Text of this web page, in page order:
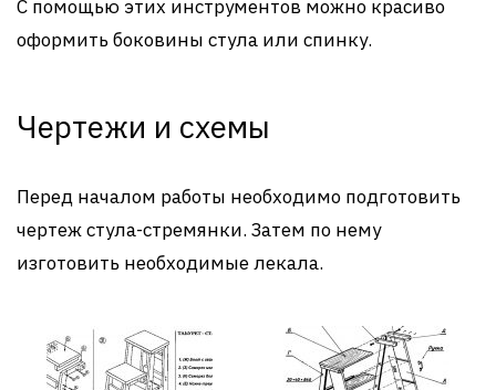
С помощью этих инструментов можно красиво
оформить боковины стула или спинку.
Чертежи и схемы
Перед началом работы необходимо подготовить
чертеж стула-стремянки. Затем по нему
изготовить необходимые лекала.